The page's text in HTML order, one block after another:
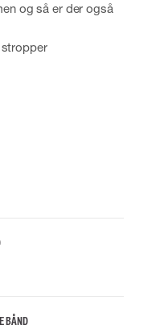
og så er der også
stropper
BÅND